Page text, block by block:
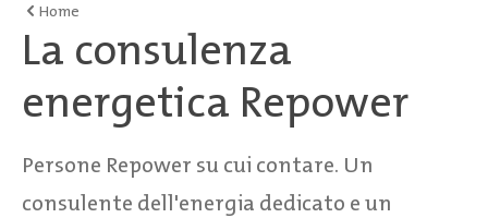
Home
La consulenza
energetica Repower
Persone Repower su cui contare. Un
consulente dell'energia dedicato e un